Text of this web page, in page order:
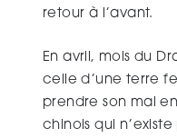
retour à l’avant.
En avril, mois du
celle d’une terre
prendre son mal
chinois qui